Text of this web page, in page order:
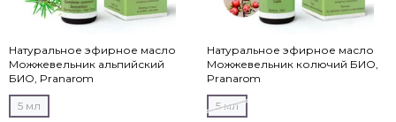
Натуральное эфирное масло
Можжевельник альпийский
БИО, Pranarom
5 мл
Натуральное эфирное масло
Можжевельник колючий БИО,
Pranarom
5 мл